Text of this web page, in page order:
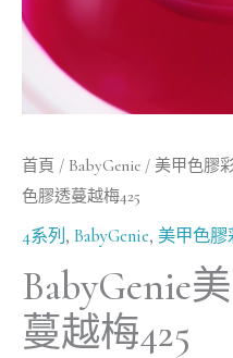
首頁 / BabyGenie / 美甲色膠
色膠透蔓越梅425
4系列, BabyGenie, 美甲色膠
BabyGenie
蔓越梅425
梅
425
量